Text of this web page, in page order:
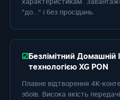
"до..." і без просідань.
Безлімітний Домашній
технологією XG PON
Плавне відтворення 4K-
збоїв. Висока якість